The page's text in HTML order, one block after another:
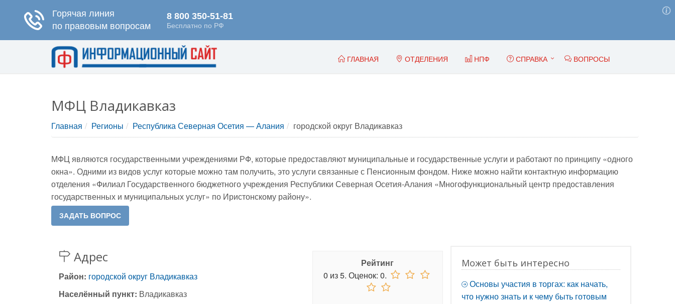
ГЛАВНАЯ ОТДЕЛЕНИЯ НПФ СПРАВКА ВОПРОСЫ
МФЦ Владикавказ
Главная Регионы Республика Северная Осетия — Алания городской округ Владикавказ
МФЦ являются государственными учреждениями РФ, которые предоставляют муниципальные и государственные услуги и работают по принципу «одного
окна». Одними из видов услуг которые можно там получить, это услуги связанные с Пенсионным фондом. Ниже можно найти контактную информацию
отделения «Филиал Государственного бюджетного учреждения Республики Северная Осетия-Алания «Многофункциональный центр предоставления
государственных и муниципальных услуг» по Иристонскому району».
Адрес
Район: городской округ Владикавказ
Населённый пункт: Владикавказ
Рейтинг
0 из5. Оценок:0.
Может быть интересно
Основы участия в торгах: как начать,
что нужно знать и к чему быть готовым